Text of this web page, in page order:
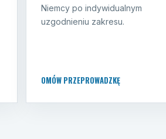
Niemcy po indywidualnym
uzgodnieniu zakresu.
OMÓW PRZEPROWADZKĘ